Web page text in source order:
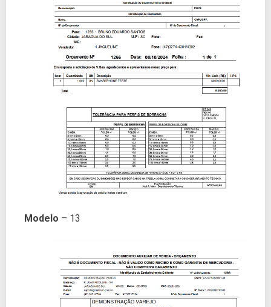
Modelo – 13